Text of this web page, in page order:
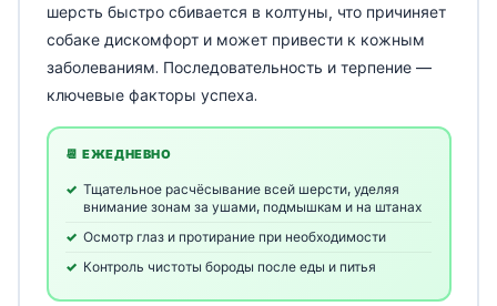
шерсть быстро сбивается в колтуны, что причиняет
собаке дискомфорт и может привести к кожным
заболеваниям. Последовательность и терпение —
ключевые факторы успеха.
📆 ЕЖЕДНЕВНО
Тщательное расчёсывание всей шерсти, уделяя
внимание зонам за ушами, подмышкам и на штанах
Осмотр глаз и протирание при необходимости
Контроль чистоты бороды после еды и питья